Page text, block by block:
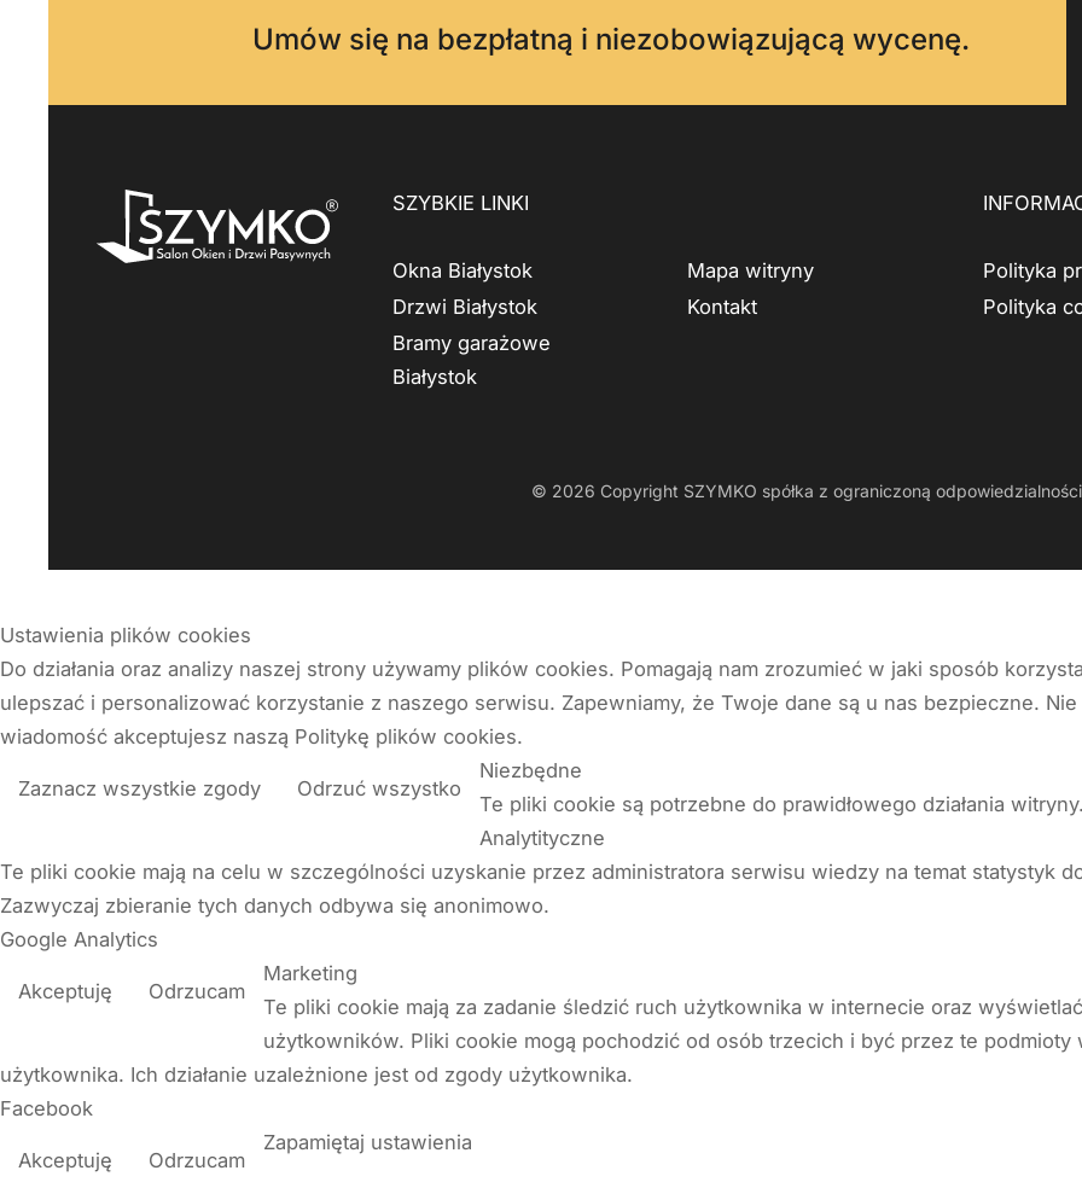
Umów się na bezpłatną i niezobowiązującą wycenę.
SZYBKIE LINKI
Okna Białystok
Drzwi Białystok
Bramy garażowe
Białystok
Mapa witryny
Kontakt
Polityka
Polityka
© 2026 Copyright SZYMKO spółka z ograniczoną
Ustawienia plików cookies
Do działania oraz analizy naszej strony używamy plików cookies. Pomagają nam zrozumieć w jaki sposób
ulepszać i personalizować korzystanie z naszego serwisu. Zapewniamy, że Twoje dane są u nas bezpieczne.
wiadomość akceptujesz naszą Politykę plików cookies.
Zaznacz wszystkie zgody Odrzuć wszystko
Niezbędne
Te pliki cookie są potrzebne do prawidłowego działania
Analytityczne
Te pliki cookie mają na celu w szczególności uzyskanie przez administratora serwisu wiedzy na temat statystyk
Zazwyczaj zbieranie tych danych odbywa się anonimowo.
Google Analytics
Akceptuję Odrzucam
Marketing
Te pliki cookie mają za zadanie śledzić ruch użytkownika w internecie oraz
użytkowników. Pliki cookie mogą pochodzić od osób trzecich i być przez te
użytkownika. Ich działanie uzależnione jest od zgody użytkownika.
Facebook
Akceptuję Odrzucam
Zapamiętaj ustawienia